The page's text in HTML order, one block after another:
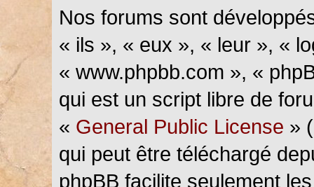
Nos forums sont
« ils », « eux », « leur », «
« www.phpbb.com », «
qui est un script libre de
« General Public License »
qui peut être téléchargé
phpBB facilite seulement